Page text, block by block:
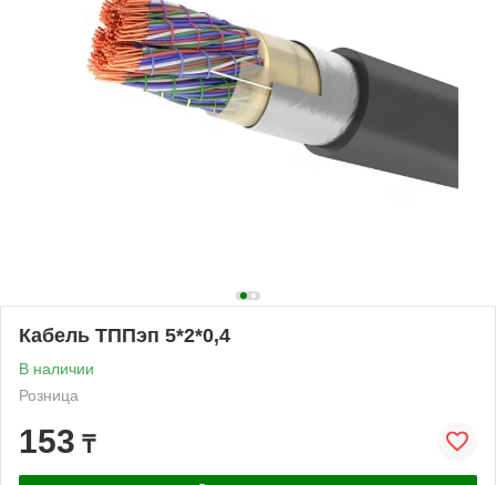
Кабель ТППэп 5*2*0,4
В наличии
Розница
153 ₸